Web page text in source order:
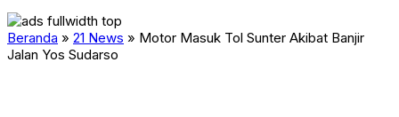
Beranda » 21 News » Motor Masuk Tol Sunter Akibat Banjir
Jalan Yos Sudarso